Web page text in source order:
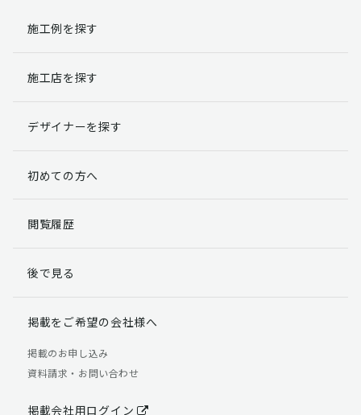
理・機密保持などによりお客様の個人情報の漏洩防止に
個人情報提出の任意性
す。
らかじめご了承ください。
個人情報の開示請求について
る権利があります。
「個人情報の取り扱いについて」
【お問合せ先】 個人情報問合せ窓口
TEL：03-5411-7891（平日9:00 ～ 18:00）
施工例を探す
施工店を探す
デザイナーを探す
初めての方へ
閲覧履歴
後で見る
掲載をご希望の会社様へ
掲載のお申し込み
資料請求・お問い合わせ
掲載会社用ログイン